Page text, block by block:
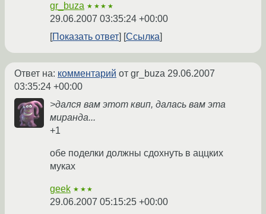
gr_buza ★★★★
29.06.2007 03:35:24 +00:00
Показать ответ
Ссылка
Ответ на: комментарий от gr_buza 29.06.2007
03:35:24 +00:00
>дался вам этот квип, далась вам эта
миранда...
+1
обе поделки должны сдохнуть в аццких
муках
geek ★★★
29.06.2007 05:15:25 +00:00